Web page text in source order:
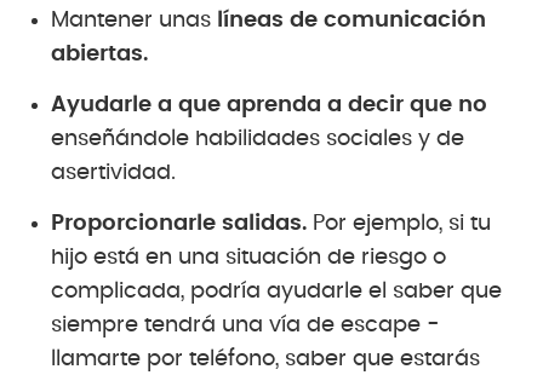
Mantener unas líneas de comunicación
abiertas.
Ayudarle a que aprenda a decir que no
enseñándole habilidades sociales y de
asertividad.
Proporcionarle salidas. Por ejemplo, si tu
hijo está en una situación de riesgo o
complicada, podría ayudarle el saber que
siempre tendrá una vía de escape -
llamarte por teléfono, saber que estarás